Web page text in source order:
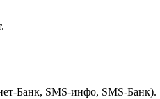
Банк, SMS-инфо, SMS-Банк).